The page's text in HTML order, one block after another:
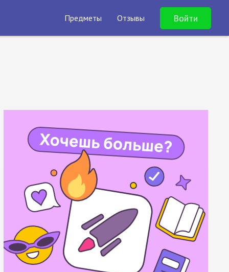
Предметы Отзывы Войти